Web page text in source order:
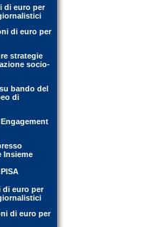
di euro per
di euro per
strategie
socio-
bando del
di
Insieme
di euro per
di euro per